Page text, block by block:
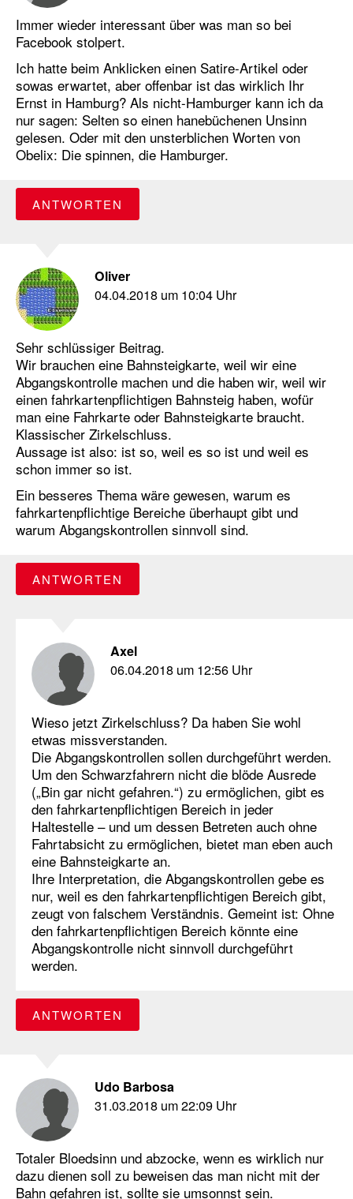
Immer wieder interessant über was man so bei
Facebook stolpert.
Ich hatte beim Anklicken einen Satire-Artikel oder
sowas erwartet, aber offenbar ist das wirklich Ihr
Ernst in Hamburg? Als nicht-Hamburger kann ich da
nur sagen: Selten so einen hanebüchenen Unsinn
gelesen. Oder mit den unsterblichen Worten von
Obelix: Die spinnen, die Hamburger.
ANTWORTEN
Oliver
04.04.2018 um 10:04 Uhr
Sehr schlüssiger Beitrag.
Wir brauchen eine Bahnsteigkarte, weil wir eine
Abgangskontrolle machen und die haben wir, weil wir
einen fahrkartenpflichtigen Bahnsteig haben, wofür
man eine Fahrkarte oder Bahnsteigkarte braucht.
Klassischer Zirkelschluss.
Aussage ist also: ist so, weil es so ist und weil es
schon immer so ist.
Ein besseres Thema wäre gewesen, warum es
fahrkartenpflichtige Bereiche überhaupt gibt und
warum Abgangskontrollen sinnvoll sind.
ANTWORTEN
Axel
06.04.2018 um 12:56 Uhr
Wieso jetzt Zirkelschluss? Da haben Sie wohl
etwas missverstanden.
Die Abgangskontrollen sollen durchgeführt werden.
Um den Schwarzfahrern nicht die blöde Ausrede
(„Bin gar nicht gefahren.“) zu ermöglichen, gibt es
den fahrkartenpflichtigen Bereich in jeder
Haltestelle – und um dessen Betreten auch ohne
Fahrtabsicht zu ermöglichen, bietet man eben auch
eine Bahnsteigkarte an.
Ihre Interpretation, die Abgangskontrollen gebe es
nur, weil es den fahrkartenpflichtigen Bereich gibt,
zeugt von falschem Verständnis. Gemeint ist: Ohne
den fahrkartenpflichtigen Bereich könnte eine
Abgangskontrolle nicht sinnvoll durchgeführt
werden.
ANTWORTEN
Udo Barbosa
31.03.2018 um 22:09 Uhr
Totaler Bloedsinn und abzocke, wenn es wirklich nur
dazu dienen soll zu beweisen das man nicht mit der
Bahn gefahren ist, sollte sie umsonnst sein.